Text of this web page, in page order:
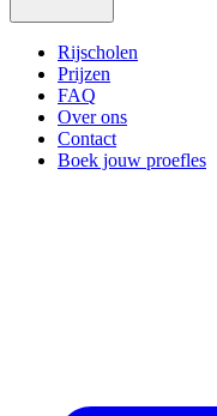
Rijscholen
Prijzen
FAQ
Over ons
Contact
Boek jouw proefles